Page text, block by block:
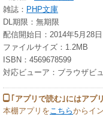
雑誌： PHP文庫
DL期限：無期限
配信開始日：2014年5月28日
ファイルサイズ：1.2MB
ISBN：4569678599
対応ビューア：ブラウザビ
｢アプリで読む｣にはアプ
本棚アプリを こちらからイ